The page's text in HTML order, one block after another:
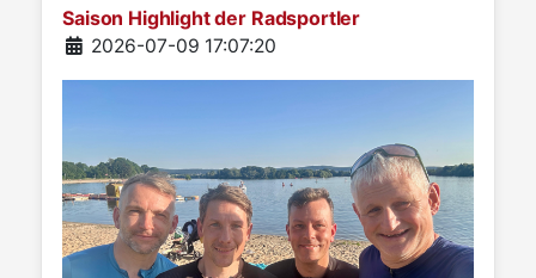
Saison Highlight der Radsportler
Details
2026-07-09 17:07:20